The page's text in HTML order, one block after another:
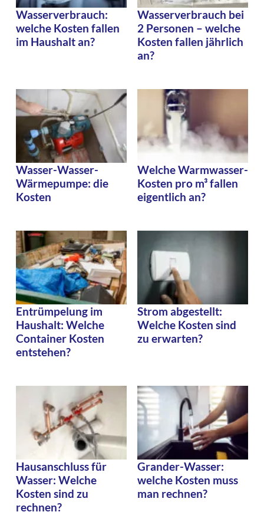
Wasserverbrauch:
welche Kosten fallen
im Haushalt an?
Wasserverbrauch bei
2 Personen – welche
Kosten fallen jährlich
an?
Wasser-Wasser-
Wärmepumpe: die
Kosten
Welche Warmwasser-
Kosten pro m³ fallen
eigentlich an?
Entrümpelung im
Haushalt: Welche
Container Kosten
entstehen?
Strom abgestellt:
Welche Kosten sind
zu erwarten?
Hausanschluss für
Wasser: Welche
Kosten sind zu
rechnen?
Grander-Wasser:
welche Kosten muss
man rechnen?